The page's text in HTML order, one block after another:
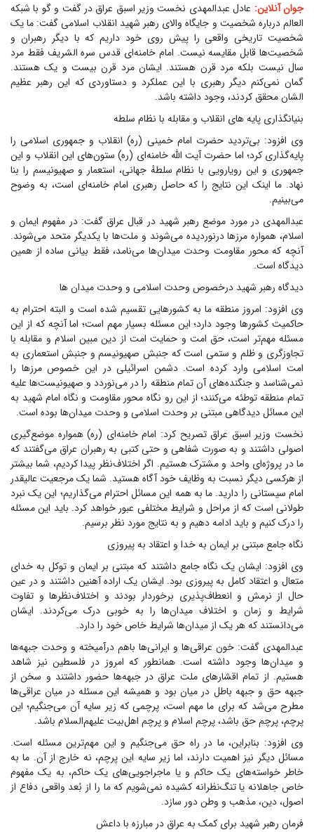
جوان آنلاین: عادل عبدالمهدی نخست وزیر اسبق عراق در گفت و گو با شبکه
العالم درباره شخصیت و جایگاه والای رهبر شهید انقلاب اسلامی گفت: ما یک
شخصیت تاریخی واقعی را پیش روی خود داریم که با دیگر رهبران و
شخصیت‌ها قابل مقایسه نیست. امام خامنه‌ای قدس سره الشریف فقط مرد
سال نیست بلکه مرد قرن هستند. ایشان مرد قرن بیست و یک هستند.
گمان نمی‌کنم دیگر رهبری با این عملکرد و دستاوردی که این رهبر عظیم
الشان محقق کردند، وجود داشته باشد.
بنیانگذاری پایه های انقلاب و مقابله با نظام سلطه
وی افزود: بی‌تردید حضرت امام خمینی (ره) انقلاب و جمهوری اسلامی را
پایه‌گذاری کرد؛ اما حضرت آیت الله خامنه‌ای (ره) ستون‌های این انقلاب و این
جمهوری و این رویارویی با نظام سلطهٔ جهانی، استعمار و صهیونیسم را بنا
نهاد. ما اینک این نتایج را که حاصل رهبری امام خامنه‌ای است، به وضوح
می‌بینیم.
عبدالمهدی در مورد موضع رهبر شهید در قبال عراق گفت: در مفهوم ایمان و
اسلام، همواره مرزها درنوردیده می‌شوند و ملت‌ها با یکدیگر متحد می‌شوند.
آنچه که محور مقاومت وحدت میدان‌ها می‌نامد، فقط بیانی ساده از همین
دیدگاه است.
دیدگاه رهبر شهید درخصوص وحدت اسلامی و وحدت میدان ها
وی افزود: امروز منطقه ما به کشورهایی تقسیم شده است و البته احترام به
حاکمیت کشورها وجود دارد؛ این مسئله بسیار مهم است؛ اما آنچه که از این
مسئله مهم‌تر است، حق امت و حمایت امت از دین مبین اسلام و مقابله با
تجاوزگری و ظلم و ستمی است که جنبش صهیونیسم و جنبش استعماری به
امت اسلامی وارد کرده است. دشمن اسرائیلی در این خصوص مرزها را
نمی‌شناسد و جنگنده‌های آن تمام منطقه را در می‌نوردد و صهیونیست‌ها علیه
تمام منطقه توطئه می‌کنند؛ از این رو نگاه محور مقاومت و نگاه امام شهید به
این مسائل دیدگاهی مبتنی بر وحدت اسلامی و وحدت میدان‌ها بوده است.
نخست وزیر اسبق عراق تصریح کرد: امام خامنه‌ای (ره) همواره موضع‌گیری
اصولی داشتند و به صورت شفاهی و حتی کتبی به رهبران عراق می‌گفتند که
ما در پروژه‌ای واحد و مشترک هستیم. اگر اختلاف‌نظر پیدا کردیم، شما بیشتر
از هرکسی دیگر نسبت به وظایف خود آگاه هستید. شما یک مرجعیت عالیقدر
امام سیستانی را دارید. ما به همه این مسائل احترام می‌گذاریم؛ این یک نبرد
طولانی است که از مراحل و شرایط مختلفی عبور خواهد کرد. باید این مسئله
را درک کنیم و باید ادامه دهیم و به نتایج مورد نظر برسیم.
نگاه جامع مبتنی بر ایمان به خدا و اعتقاد به پیروزی
وی افزود: ایشان یک نگاه جامع داشتند که مبتنی بر ایمان و توکل به خدای
متعال و اعتقاد کامل به پیروزی بود. ایشان یک اراده آهنین داشتند و در عین
حال از نرمش و انعطاف‌پذیری برخوردار بودند و اختلاف‌نظرها و تفاوت
شرایط و زمان و اختلاف میدان‌ها را به خوبی درک می‌کردند. ایشان
می‌دانستند که هر یک از میدان‌ها شرایط خاص خود را دارد.
عبدالمهدی گفت: خون عراقی‌ها و ایرانی‌ها باهم درآمیخته و وحدت جبهه‌ها
و میدان‌ها وجود داشته است. همانطور که امروز در فلسطین نیز شاهد
هستیم. از تمام اقشارهای ملت عراق در جبهه‌ها حضور داشتند و سخن از
جبهه حق و جبهه باطل در میان بود و همیشه این مسئله در میان عراقی‌ها
مطرح می‌شد که برای ما مهم است، پرچمی که زیر سایه آن می‌جنگیم؛ این
پرچم، پرچم حق باشد، پرچم اسلام و پرچم اهل‌بیت علیهم‌السلام باشد.
وی افزود: بنابراین، ما در راه حق می‌جنگیم و این مهم‌ترین مسئله است.
مسائل دیگر نیز اهمیت دارند، اما زیر سایه این پرچم، نه خارج از آن. ما به
خاطر خواسته‌های یک حاکم و یا ماجراجویی‌های یک حاکم، به یک مفهوم
خاص جاهلانه یا تنگ‌نظرانه کشیده نمی‌شویم که ما را از بُعد واقعی دفاع از
اصول، دین، مذهب و وطن دور سازد.
فرمان رهبر شهید برای کمک به عراق در مبارزه با داعش